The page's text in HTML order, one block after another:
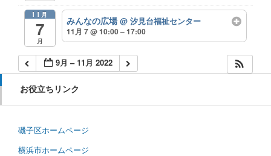
11月
7
月
みんなの広場@ 汐見台福祉センター
11月 7 @ 10:00 – 17:00
9月 – 11月 2022
お役立ちリンク
磯子区ホームページ
横浜市ホームページ